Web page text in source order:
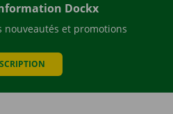
Dockx
nouveautés et promotions